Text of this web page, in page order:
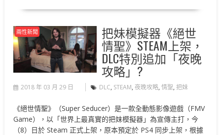
兩性新聞 把妹模擬器《絕世
情聖》STEAM上架，
DLC特別追加「夜晚
攻略」?
2018 年 03 月 29 日 DLC, STEAM,夜晚攻略,情聖,把妹
《絕世情聖》（Super Seducer）是一款全動態影像遊戲（FMV
Game），以「世界上最真實的把妹模擬器」為宣傳主打，今
（8）日於 Steam 正式上架，原本預定於 PS4 同步上架，根據